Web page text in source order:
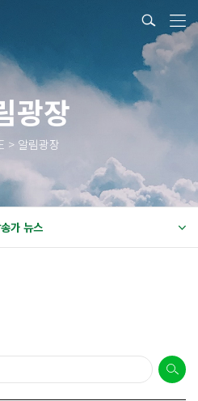
광장
> 알림광장
가 뉴스